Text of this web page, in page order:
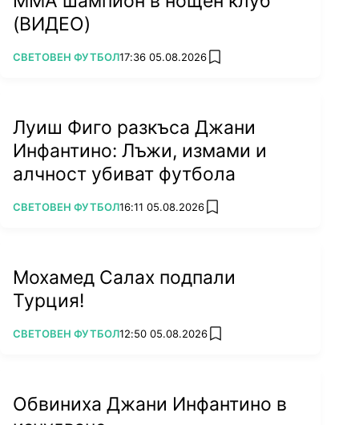
(ВИДЕО)
ПОВЕЧЕ ОТ
СВЕТОВЕН ФУТБОЛ17:36 05.08.2026 add favorites
Луиш Фиго разкъса Джани
Инфантино: Лъжи, измами и
алчност убиват футбола
ПОВЕЧЕ ОТ
СВЕТОВЕН ФУТБОЛ16:11 05.08.2026 add favorites
Мохамед Салах подпали
Турция!
ПОВЕЧЕ ОТ
СВЕТОВЕН ФУТБОЛ12:50 05.08.2026 add favorites
Обвиниха Джани Инфантино в